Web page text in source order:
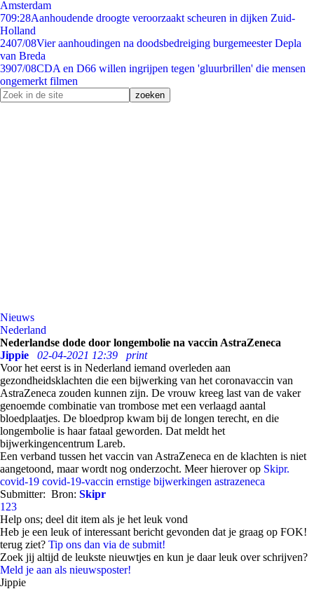
Amsterdam
709:28Aanhoudende droogte veroorzaakt scheuren in dijken Zuid-
Holland
2407/08Vier aanhoudingen na doodsbedreiging burgemeester Depla
van Breda
3907/08CDA en D66 willen ingrijpen tegen 'gluurbrillen' die mensen
ongemerkt filmen
Nieuws
Nederland
Nederlandse dode door longembolie na vaccin AstraZeneca
Jippie
02-04-2021 12:39
print
Voor het eerst is in Nederland iemand overleden aan
gezondheidsklachten die een bijwerking van het coronavaccin van
AstraZeneca zouden kunnen zijn. De vrouw kreeg last van de vaker
genoemde combinatie van trombose met een verlaagd aantal
bloedplaatjes. De bloedprop kwam bij de longen terecht, en die
longembolie is haar fataal geworden. Dat meldt het
bijwerkingencentrum Lareb.
Een verband tussen het vaccin van AstraZeneca en de klachten is niet
aangetoond, maar wordt nog onderzocht. Meer hierover op Skipr.
covid-19 covid-19-vaccin ernstige bijwerkingen astrazeneca
Submitter: Bron: Skipr
123
Help ons; deel dit item als je het leuk vond
Heb je een leuk of interessant bericht gevonden dat je graag op FOK!
terug ziet? Tip ons dan via de submit!
Zoek jij altijd de leukste nieuwtjes en kun je daar leuk over schrijven?
Meld je aan als nieuwsposter!
Jippie